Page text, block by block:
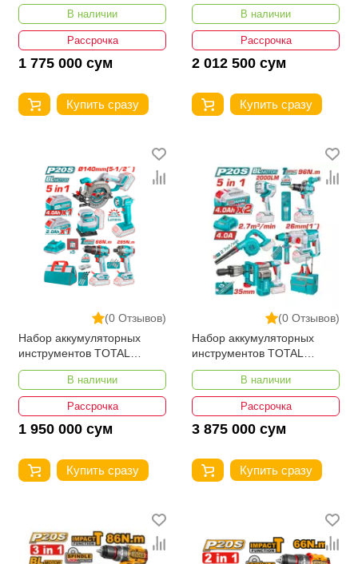
TOSLI250795
В наличии
Рассрочка
1 775 000 сум
Купить сразу
TOSLI250781
В наличии
Рассрочка
2 012 500 сум
Купить сразу
(0 Отзывов)
Набор аккумуляторных
инструментов TOTAL
TOSLI241081
В наличии
Рассрочка
1 950 000 сум
Купить сразу
(0 Отзывов)
Набор аккумуляторных
инструментов TOTAL
TOSLI251083
В наличии
Рассрочка
3 875 000 сум
Купить сразу